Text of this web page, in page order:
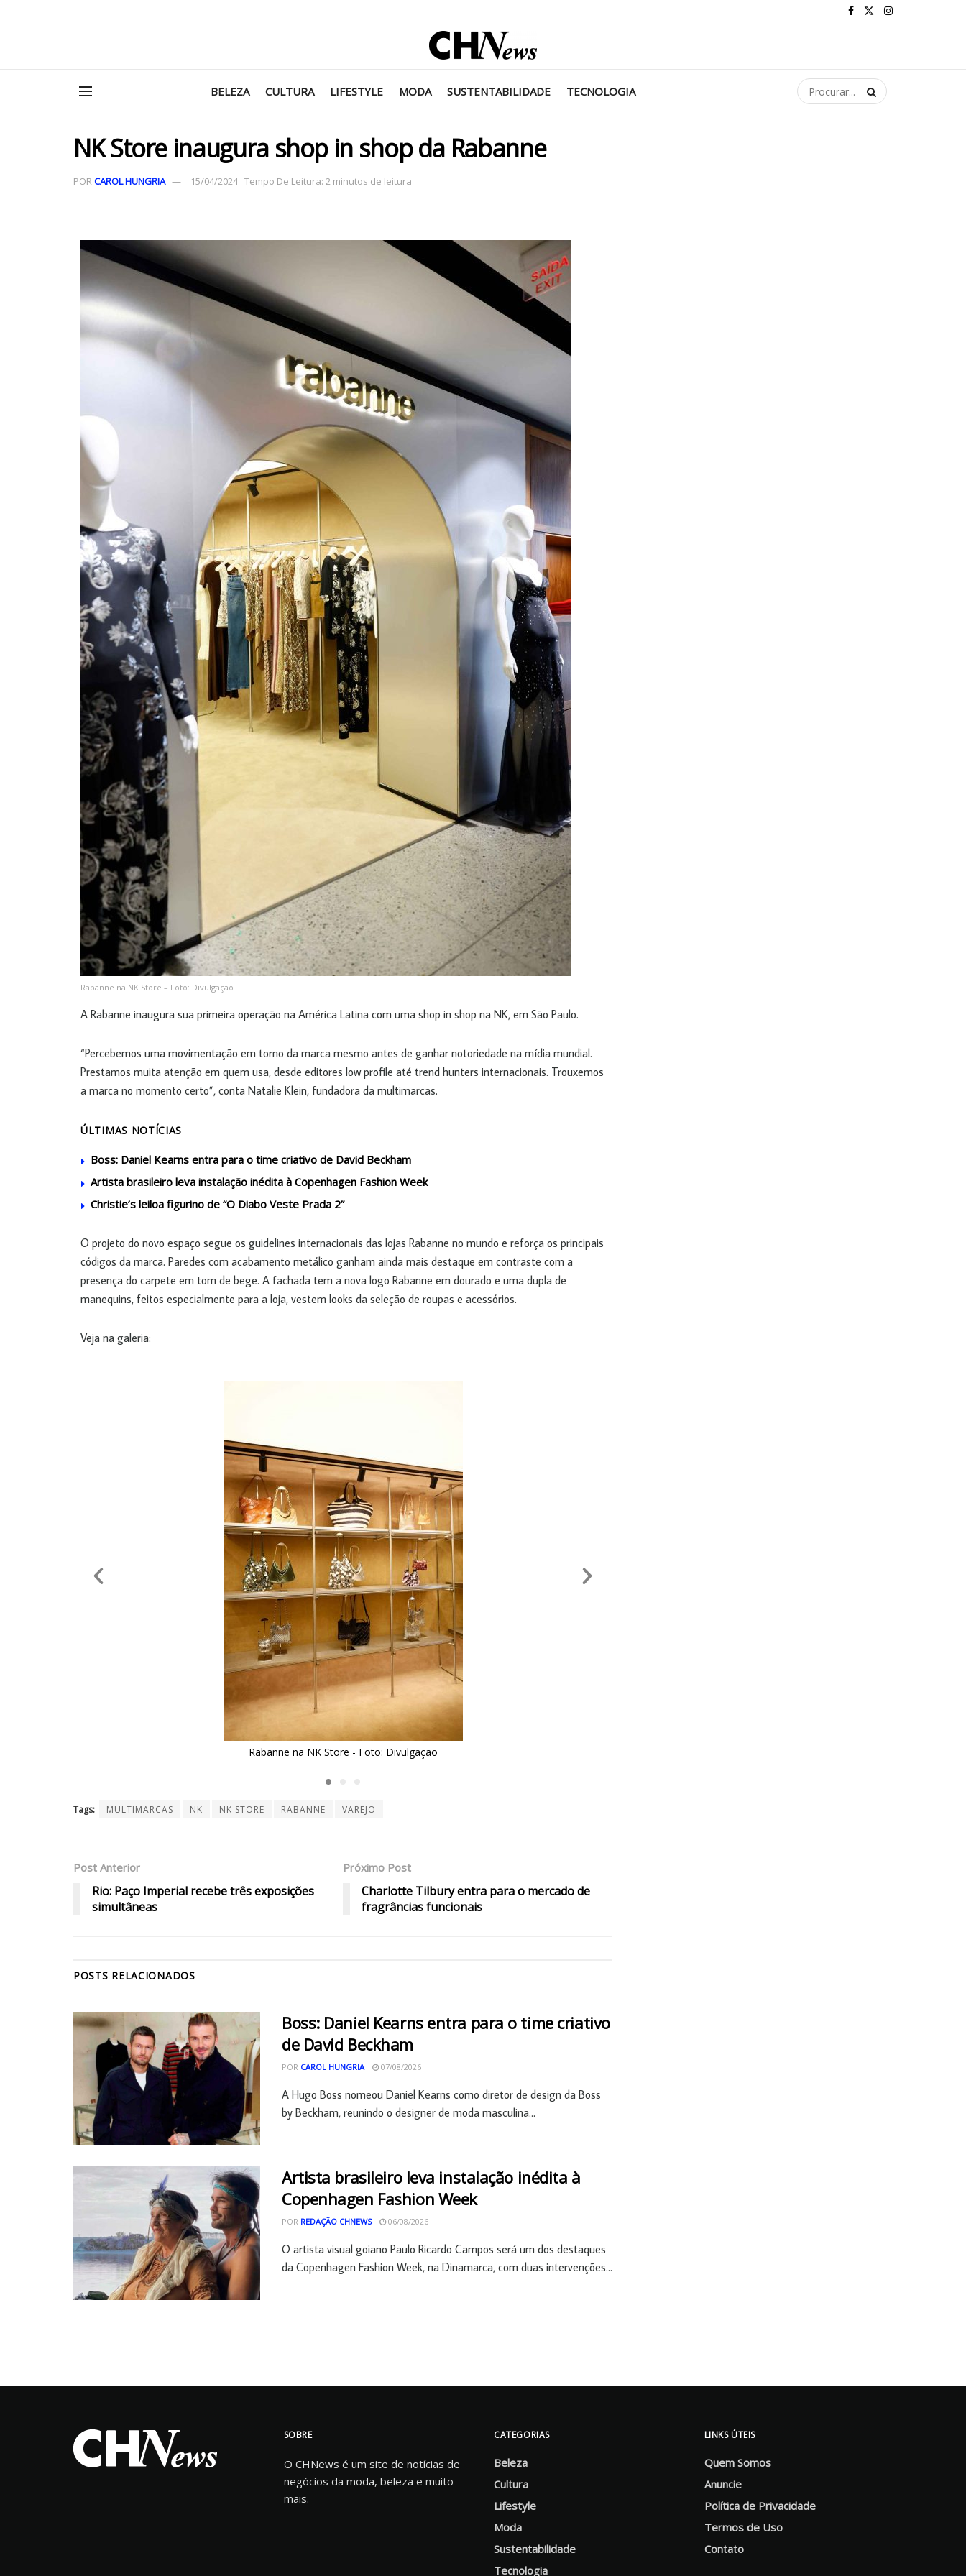
BELEZA CULTURA LIFESTYLE MODA SUSTENTABILIDADE TECNOLOGIA
NK Store inaugura shop in shop da Rabanne
POR CAROL HUNGRIA 15/04/2024 Tempo De Leitura: 2 minutos de leitura
Rabanne na NK Store – Foto: Divulgação
A Rabanne inaugura sua primeira operação na América Latina com uma shop in shop na NK, em São Paulo.
“Percebemos uma movimentação em torno da marca mesmo antes de ganhar notoriedade na mídia mundial.
Prestamos muita atenção em quem usa, desde editores low profile até trend hunters internacionais. Trouxemos
a marca no momento certo”, conta Natalie Klein, fundadora da multimarcas.
ÚLTIMAS NOTÍCIAS
Boss: Daniel Kearns entra para o time criativo de David Beckham
Artista brasileiro leva instalação inédita à Copenhagen Fashion Week
Christie’s leiloa figurino de “O Diabo Veste Prada 2”
O projeto do novo espaço segue os guidelines internacionais das lojas Rabanne no mundo e reforça os principais
códigos da marca. Paredes com acabamento metálico ganham ainda mais destaque em contraste com a
presença do carpete em tom de bege. A fachada tem a nova logo Rabanne em dourado e uma dupla de
manequins, feitos especialmente para a loja, vestem looks da seleção de roupas e acessórios.
Veja na galeria:
Rabanne na NK Store - Foto: Divulgação
Tags: MULTIMARCAS NK NK STORE RABANNE VAREJO
Post Anterior
Rio: Paço Imperial recebe três exposições
simultâneas
Próximo Post
Charlotte Tilbury entra para o mercado de
fragrâncias funcionais
POSTS RELACIONADOS
Boss: Daniel Kearns entra para o time criativo
de David Beckham
POR CAROL HUNGRIA 07/08/2026
A Hugo Boss nomeou Daniel Kearns como diretor de design da Boss
by Beckham, reunindo o designer de moda masculina...
Artista brasileiro leva instalação inédita à
Copenhagen Fashion Week
POR REDAÇÃO CHNEWS 06/08/2026
O artista visual goiano Paulo Ricardo Campos será um dos destaques
da Copenhagen Fashion Week, na Dinamarca, com duas intervenções...
SOBRE
O CHNews é um site de notícias de
negócios da moda, beleza e muito
mais.
CATEGORIAS
Beleza
Cultura
Lifestyle
Moda
Sustentabilidade
Tecnologia
LINKS ÚTEIS
Quem Somos
Anuncie
Política de Privacidade
Termos de Uso
Contato